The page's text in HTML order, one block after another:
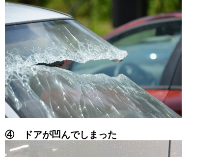
④ ドアが凹んでしまった